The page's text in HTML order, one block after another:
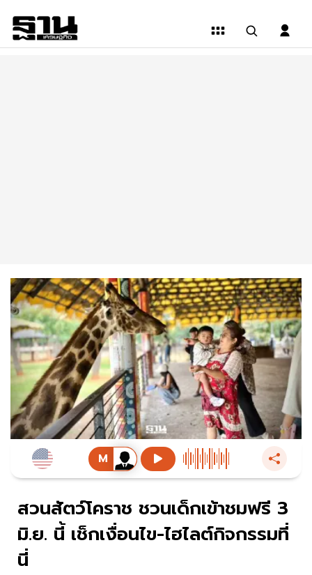
สวนสัตว์โคราช ชวนเด็กเข้าชมฟรี 3
มิ.ย. นี้ เช็กเงื่อนไข-ไฮไลต์กิจกรรมที่
นี่